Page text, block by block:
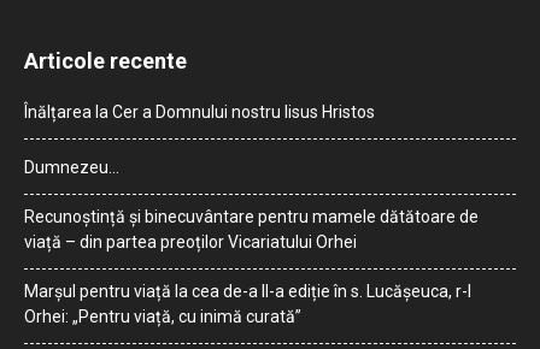
Articole recente
Înălțarea la Cer a Domnului nostru Iisus Hristos
Dumnezeu…
Recunoștință și binecuvântare pentru mamele dătătoare de
viață – din partea preoților Vicariatului Orhei
Marșul pentru viață la cea de-a II-a ediție în s. Lucășeuca, r-l
Orhei: „Pentru viață, cu inimă curată”